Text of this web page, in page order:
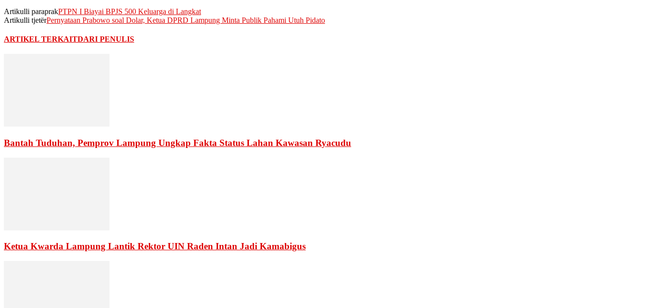
Artikulli paraprakPTPN I Biayai BPJS 500 Keluarga di Langkat
Artikulli tjetërPernyataan Prabowo soal Dolar, Ketua DPRD Lampung Minta Publik Pahami Utuh Pidato
ARTIKEL TERKAITDARI PENULIS
Bantah Tuduhan, Pemprov Lampung Ungkap Fakta Status Lahan Kawasan Ryacudu
Ketua Kwarda Lampung Lantik Rektor UIN Raden Intan Jadi Kamabigus